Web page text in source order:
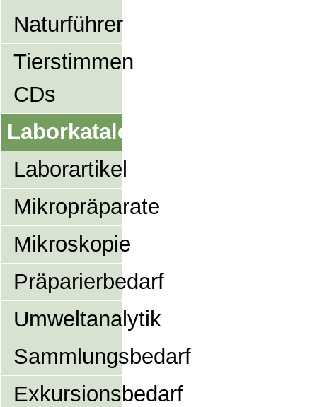
Naturführer
Tierstimmen
CDs
Laborkatalog
Laborartikel
Mikropräparate
Mikroskopie
Präparierbedarf
Umweltanalytik
Sammlungsbedarf
Exkursionsbedarf